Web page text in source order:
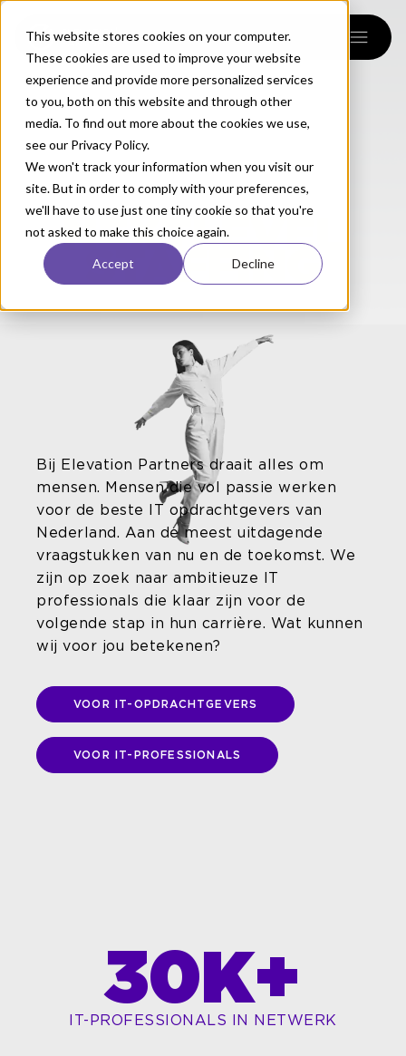
This website stores cookies on your computer.
These cookies are used to improve your website
experience and provide more personalized services
to you, both on this website and through other
media. To find out more about the cookies we use,
see our Privacy Policy.
We won't track your information when you visit our
site. But in order to comply with your preferences,
we'll have to use just one tiny cookie so that you're
not asked to make this choice again.
Accept Decline
menu
NEXTLEVEL
STAFFING
Bij Elevation Partners draait alles om
mensen. Mensen die vol passie werken
voor de beste IT opdrachtgevers van
Nederland. Aan de meest uitdagende
vraagstukken van nu en de toekomst. We
zijn op zoek naar ambitieuze IT
professionals die klaar zijn voor de
volgende stap in hun carrière. Wat kunnen
wij voor jou betekenen?
VOOR IT-OPDRACHTGEVERS
VOOR IT-PROFESSIONALS
30K+
IT-PROFESSIONALS IN NETWERK